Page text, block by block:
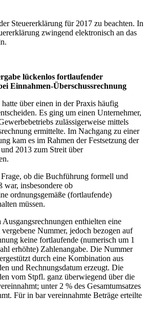
Steuererklärung für 2017 zu beachten. In
zwingend elektronisch an das
lückenlos fortlaufender
Einnahmen-Überschussrechnung
über einen in der Praxis häufig
Es ging um einen Unternehmer,
zulässigerweise mittels
ermittelte. Im Nachgang zu einer
kam es im Rahmen der Festsetzung der
2013 zum Streit über
ob die Buchführung formell und
war, insbesondere ob
ordnungsgemäße (fortlaufende)
müssen.
enthielten eine
Nummer, jedoch bezogen auf
keine fortlaufende (numerisch um 1
erhöhte) Zahlenangabe. Die Nummer
durch eine Kombination aus
und Rechnungsdatum erzeugt. Die
vom Stpfl. ganz überwiegend über die
unter 2 % des Gesamtumsatzes
Für in bar vereinnahmte Beträge erteilte